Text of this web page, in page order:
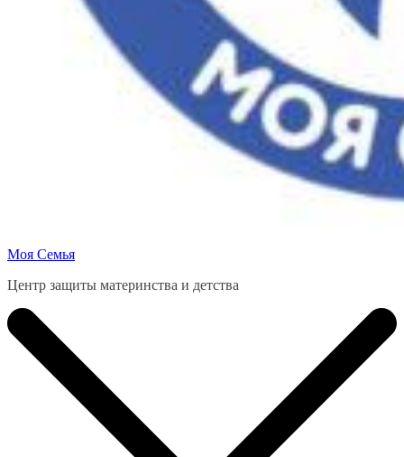
Моя Семья
Центр защиты материнства и детства